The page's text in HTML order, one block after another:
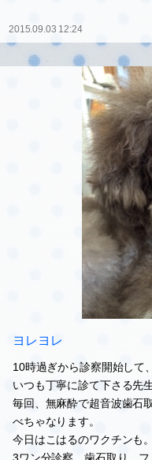
今日は獣医さんの日。
超音波歯石とりで、みんな
でも、あまり抵抗せずにお
そして、サラはそろそろド
次回以降にお願いしようと
サラ…2.7kg(あと200gは痩
こはる…3.7kg
ルーシー…1.55kg
#健診
2015.09.03 12:24